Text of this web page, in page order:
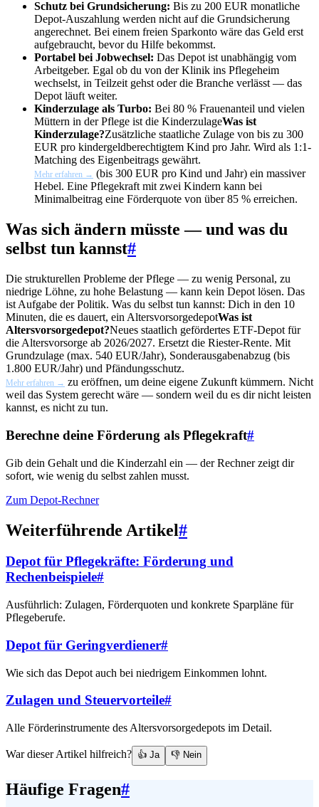
Schutz bei Grundsicherung: Bis zu 200 EUR monatliche
Depot-Auszahlung werden nicht auf die Grundsicherung
angerechnet. Bei einem freien Sparkonto wäre das Geld erst
aufgebraucht, bevor du Hilfe bekommst.
Portabel bei Jobwechsel: Das Depot ist unabhängig vom
Arbeitgeber. Egal ob du von der Klinik ins Pflegeheim
wechselst, in Teilzeit gehst oder die Branche verlässt — das
Depot läuft weiter.
Kinderzulage als Turbo: Bei 80 % Frauenanteil und vielen
Müttern in der Pflege ist die KinderzulageWas ist
Kinderzulage?Zusätzliche staatliche Zulage von bis zu 300
EUR pro kindergeldberechtigtem Kind pro Jahr. Wird als 1:1-
Matching des Eigenbeitrags gewährt.
Mehr erfahren → (bis 300 EUR pro Kind und Jahr) ein massiver
Hebel. Eine Pflegekraft mit zwei Kindern kann bei
Minimalbeitrag eine Förderquote von über 85 % erreichen.
Was sich ändern müsste — und was du
selbst tun kannst#
Die strukturellen Probleme der Pflege — zu wenig Personal, zu
niedrige Löhne, zu hohe Belastung — kann kein Depot lösen. Das
ist Aufgabe der Politik. Was du selbst tun kannst: Dich in den 10
Minuten, die es dauert, ein AltersvorsorgedepotWas ist
Altersvorsorgedepot?Neues staatlich gefördertes ETF-Depot für
die Altersvorsorge ab 2026/2027. Ersetzt die Riester-Rente. Mit
Grundzulage (max. 540 EUR/Jahr), Sonderausgabenabzug (bis
1.800 EUR/Jahr) und Pfändungsschutz.
Mehr erfahren → zu eröffnen, um deine eigene Zukunft kümmern. Nicht
weil das System gerecht wäre — sondern weil du es dir nicht leisten
kannst, es nicht zu tun.
Berechne deine Förderung als Pflegekraft#
Gib dein Gehalt und die Kinderzahl ein — der Rechner zeigt dir
sofort, wie wenig du selbst zahlen musst.
Zum Depot-Rechner
Weiterführende Artikel#
Depot für Pflegekräfte: Förderung und
Rechenbeispiele#
Ausführlich: Zulagen, Förderquoten und konkrete Sparpläne für
Pflegeberufe.
Depot für Geringverdiener#
Wie sich das Depot auch bei niedrigem Einkommen lohnt.
Zulagen und Steuervorteile#
Alle Förderinstrumente des Altersvorsorgedepots im Detail.
War dieser Artikel hilfreich? 👍 Ja 👎 Nein
Häufige Fragen#